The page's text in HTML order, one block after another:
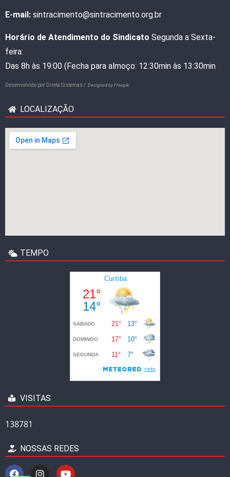
E-mail: sintracimento@sintracimento.org.br
Horário de Atendimento do Sindicato Segunda a Sexta-
feira:
Das 8h às 19:00 (Fecha para almoço: 12:30min às 13:30min
Desenvolvido por Direta Sistemas / Designed by Freepik
LOCALIZAÇÃO
TEMPO
VISITAS
138781
NOSSAS REDES